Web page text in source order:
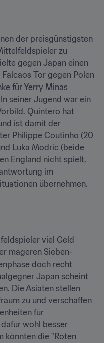
der preisgünstigsten
zu
gegen Japan einen
Tor gegen Polen
für Yerry Minas
seiner Jugend war ein
Quintero hat
ist damit der
Philippe Coutinho (20
Luka Modric (beide
England nicht spielt,
im
übernehmen.
viel Geld
mageren Sieben-
doch recht
Japan scheint
Die Asiaten stellen
zu und verschaffen
für
wohl besser
könnten die "Roten